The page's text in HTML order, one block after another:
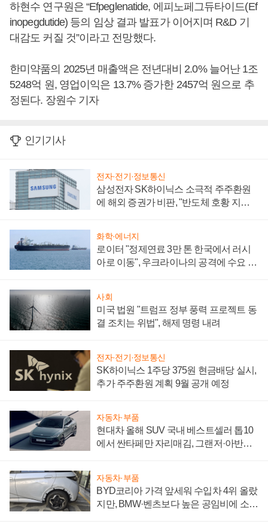
하현수 연구원은 “Efpeglenatide, 에피노페그듀타이드(Ef
inopegdutide) 등의 임상 결과 발표가 이어지며 R&D 기
대감도 커질 것”이라고 전망했다.
한미약품의 2025년 매출액은 전년대비 2.0% 늘어난 1조
5248억 원, 영업이익은 13.7% 증가한 2457억 원으로 추
정된다. 장원수 기자
인기기사
전자·전기·정보통신
삼성전자 SK하이닉스 소극적 주주환원
에 해외 증권가 비판, "반도체 호황 지속
화학·에너지
로이터 "정제연료 3만 톤 한국에서 러시
아로 이동", 우크라이나의 공격에 수요 늘
사회
미국 법원 "트럼프 정부 풍력 프로젝트 동
결 조치는 위법", 해제 명령 내려
전자·전기·정보통신
SK하이닉스 1주당 375원 현금배당 실시,
추가 주주환원 계획 9월 공개 예정
자동차·부품
현대차 올해 SUV 국내 베스트셀러 톱10
에서 싼타페만 자리매김, 그랜저·아반떼
자동차·부품
BYD코리아 가격 앞세워 수입차 4위 올랐
지만, BMW·벤츠보다 높은 공임비에 소비